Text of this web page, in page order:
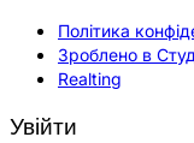
Політика
Зроблено в
Realting
Увійти